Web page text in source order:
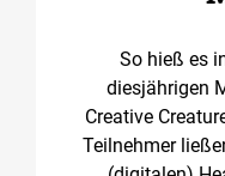
So hieß es
diesjährigen
Creative
Teilnehmer